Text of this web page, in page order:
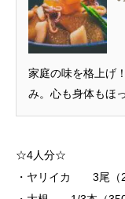
家庭の味を格上げ
み。心も身体もほ
☆4人分☆
・ヤリイカ 3尾（